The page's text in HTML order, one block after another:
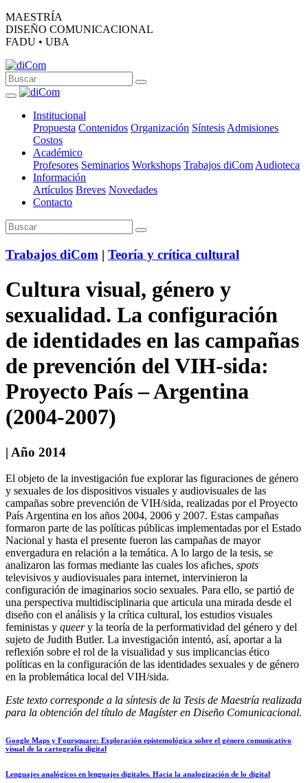
MAESTRÍA
DISEÑO COMUNICACIONAL
FADU • UBA
Institucional
Propuesta Contenidos Organización Síntesis Admisiones
Costos
Académico
Profesores Seminarios Workshops Trabajos diCom Audioteca
Información
Artículos Breves Novedades
Contacto
Trabajos diCom | Teoría y crítica cultural
Cultura visual, género y
sexualidad. La configuración
de identidades en las campañas
de prevención del VIH-sida:
Proyecto País – Argentina
(2004-2007)
| Año 2014
El objeto de la investigación fue explorar las figuraciones de género
y sexuales de los dispositivos visuales y audiovisuales de las
campañas sobre prevención de VIH/sida, realizadas por el Proyecto
País Argentina en los años 2004, 2006 y 2007. Estas campañas
formaron parte de las políticas públicas implementadas por el Estado
Nacional y hasta el presente fueron las campañas de mayor
envergadura en relación a la temática. A lo largo de la tesis, se
analizaron las formas mediante las cuales los afiches, spots
televisivos y audiovisuales para internet, intervinieron la
configuración de imaginarios socio sexuales. Para ello, se partió de
una perspectiva multidisciplinaria que articula una mirada desde el
diseño con el análisis y la crítica cultural, los estudios visuales
feministas y queery la teoría de la performatividad del género y del
sujeto de Judith Butler. La investigación intentó, así, aportar a la
reflexión sobre el rol de la visualidad y sus implicancias ético
políticas en la configuración de las identidades sexuales y de género
en la problemática local del VIH/sida.
Este texto corresponde a la síntesis de la Tesis de Maestría realizada
para la obtención del título de Magíster en Diseño Comunicacional.
Google Maps y Foursquare: Exploración epistemológica sobre el género comunicativo
visual de la cartografía digital
Lenguajes analógicos en lenguajes digitales. Hacia la analogización de lo digital